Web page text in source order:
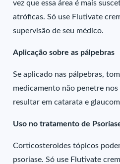
vez que essa área é mais
atróficas. Só use Flutivate
supervisão de seu médico.
Aplicação sobre as pálpebras
Se aplicado nas pálpebras,
medicamento não penetre
resultar em catarata e
Uso no tratamento de
Corticosteroides tópicos
psoríase. Só use Flutivate